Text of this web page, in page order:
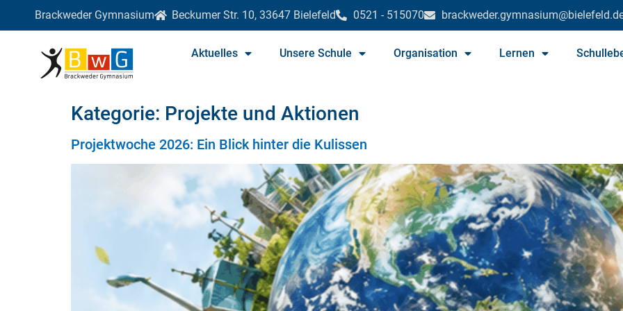
Brackweder Gymnasium Beckumer Str. 10, 33647 Bielefeld 0521 - 515070
Aktuelles Unsere Schule Organisation Lernen
Kategorie: Projekte und Aktionen
Projektwoche 2026: Ein Blick hinter die Kulissen